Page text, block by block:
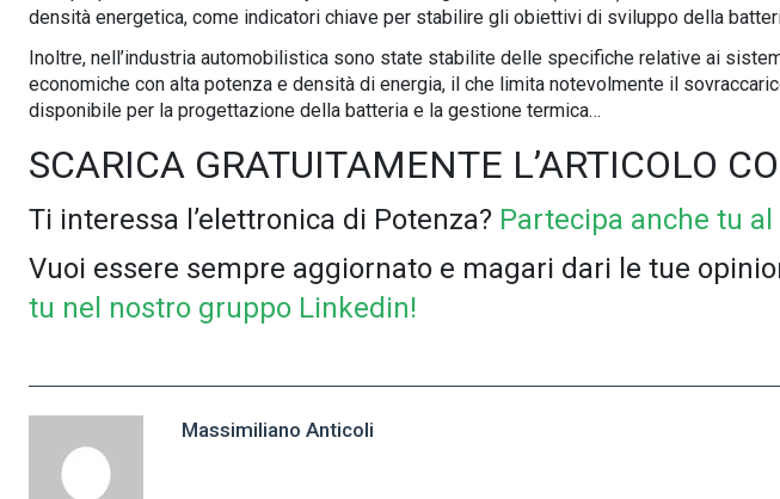
densità energetica, come indicatori chiave per stabilire gli obiettivi di sviluppo della
Inoltre, nell’industria automobilistica sono state stabilite delle specifiche relative ai
economiche con alta potenza e densità di energia, il che limita notevolmente il
disponibile per la progettazione della batteria e la gestione termica…
SCARICA GRATUITAMENTE L’ARTICOLO
Ti interessa l’elettronica di Potenza? Partecipa anche tu
Vuoi essere sempre aggiornato e magari dari le tue
tu nel nostro gruppo Linkedin!
Massimiliano Anticoli